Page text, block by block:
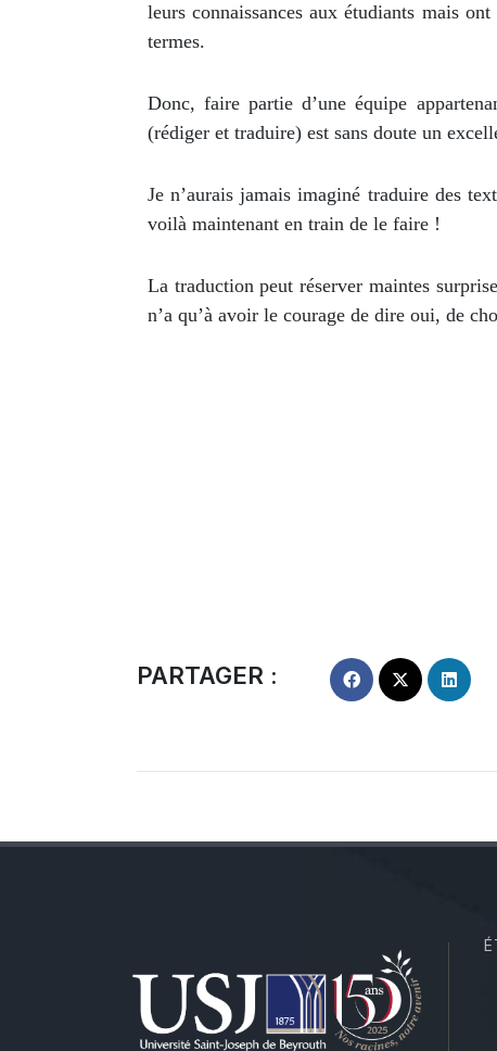
leurs connaissances aux étudiants mais
termes.
Donc, faire partie d’une équipe
(rédiger et traduire) est sans doute un
Je n’aurais jamais imaginé traduire des
voilà maintenant en train de le faire !
La traduction peut réserver maintes
n’a qu’à avoir le courage de dire oui, de
PARTAGER :